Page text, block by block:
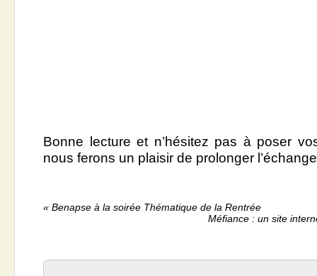
Bonne lecture et n’hésitez pas à poser
nous ferons un plaisir de prolonger
« Benapse à la soirée Thématique de la Rentrée
Méfiance : un site